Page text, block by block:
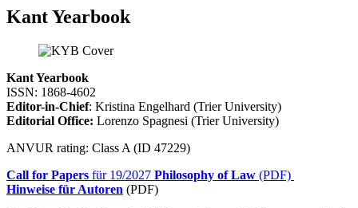
Kant Yearbook
Kant Yearbook
ISSN: 1868-4602
Editor-in-Chief: Kristina Engelhard (Trier University)
Editorial Office: Lorenzo Spagnesi (Trier University)
ANVUR rating: Class A (ID 47229)
Call for Papers für 19/2027 Philosophy of Law (PDF)
Hinweise für Autoren (PDF)